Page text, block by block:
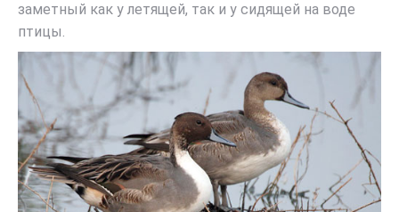
заметный как у летящей, так и у сидящей на воде
птицы.